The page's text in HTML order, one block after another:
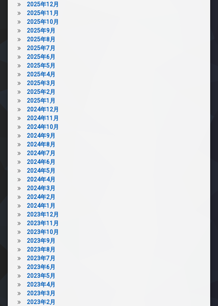
2025年12月
2025年11月
2025年10月
2025年9月
2025年8月
2025年7月
2025年6月
2025年5月
2025年4月
2025年3月
2025年2月
2025年1月
2024年12月
2024年11月
2024年10月
2024年9月
2024年8月
2024年7月
2024年6月
2024年5月
2024年4月
2024年3月
2024年2月
2024年1月
2023年12月
2023年11月
2023年10月
2023年9月
2023年8月
2023年7月
2023年6月
2023年5月
2023年4月
2023年3月
2023年2月